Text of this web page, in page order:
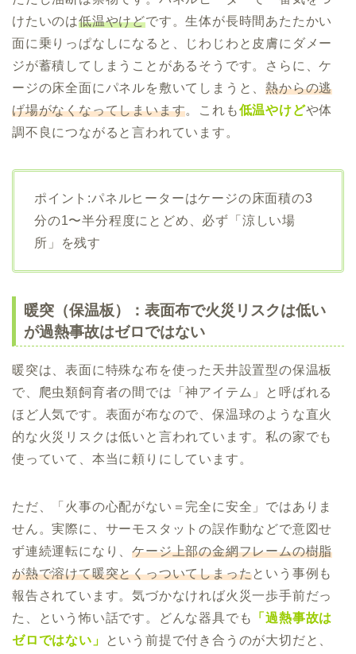
けたいのは低温やけどです。生体が長時間あたたかい
面に乗りっぱなしになると、じわじわと皮膚にダメー
ジが蓄積してしまうことがあるそうです。さらに、ケ
ージの床全面にパネルを敷いてしまうと、熱からの逃
げ場がなくなってしまいます。これも低温やけどや体
調不良につながると言われています。
ポイント:パネルヒーターはケージの床面積の3
分の1〜半分程度にとどめ、必ず「涼しい場
所」を残す
暖突（保温板）：表面布で火災リスクは低い
が過熱事故はゼロではない
暖突は、表面に特殊な布を使った天井設置型の保温板
で、爬虫類飼育者の間では「神アイテム」と呼ばれる
ほど人気です。表面が布なので、保温球のような直火
的な火災リスクは低いと言われています。私の家でも
使っていて、本当に頼りにしています。
ただ、「火事の心配がない＝完全に安全」ではありま
せん。実際に、サーモスタットの誤作動などで意図せ
ず連続運転になり、ケージ上部の金網フレームの樹脂
が熱で溶けて暖突とくっついてしまったという事例も
報告されています。気づかなければ火災一歩手前だっ
た、という怖い話です。どんな器具でも
「過熱事故は
ゼロではない」
という前提で付き合うのが大切だと、